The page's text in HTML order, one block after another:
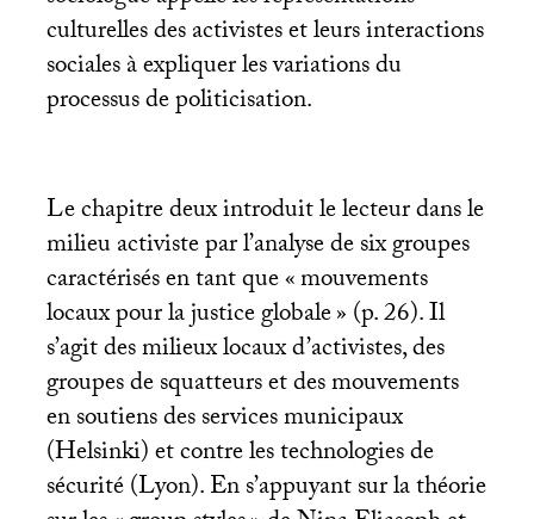
culturelles des activistes et leurs interactions
sociales à expliquer les variations du
processus de politicisation.
Le chapitre deux introduit le lecteur dans le
milieu activiste par l’analyse de six groupes
caractérisés en tant que «mouvements
locaux pour la justice globale» (p. 26). Il
s’agit des milieux locaux d’activistes, des
groupes de squatteurs et des mouvements
en soutiens des services municipaux
(Helsinki) et contre les technologies de
sécurité (Lyon). En s’appuyant sur la théorie